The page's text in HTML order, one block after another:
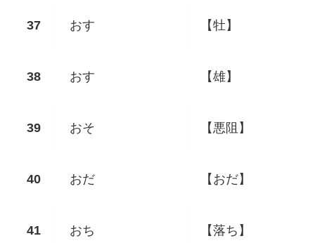
おす 【牡】
おす 【雄】
おそ 【悪阻】
おだ 【おだ】
おち 【落ち】